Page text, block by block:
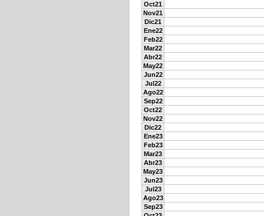
Oct21
Nov21
Dic21
Ene22
Feb22
Mar22
Abr22
May22
Jun22
Jul22
Ago22
Sep22
Oct22
Nov22
Dic22
Ene23
Feb23
Mar23
Abr23
May23
Jun23
Jul23
Ago23
Sep23